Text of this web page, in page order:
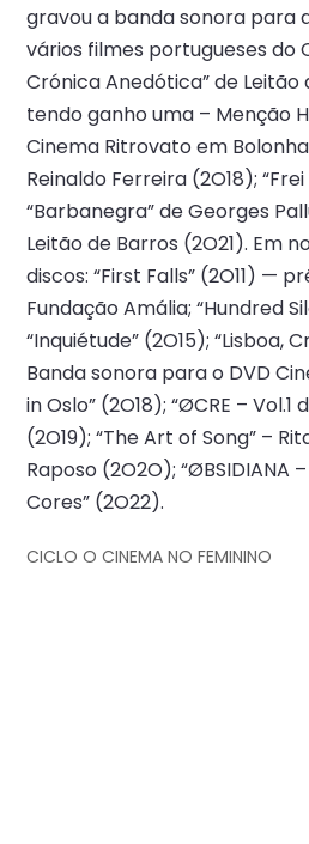
gravou a banda sonora para
vários filmes portugueses do
Crónica Anedótica” de Leitão
tendo ganho uma – Menção
Cinema Ritrovato em Bolonha;
Reinaldo Ferreira (2O18);
“Barbanegra” de Georges
Leitão de Barros (2O21). Em
discos: “First Falls” (2O11) —
Fundação Amália; “Hundred
“Inquiétude” (2O15); “Lisboa,
Banda sonora para o DVD
in Oslo” (2O18); “ØCRE –
(2O19); “The Art of Song” –
Raposo (2O2O); “ØBSIDIANA
Cores” (2O22).
CICLO O CINEMA NO FEMININO